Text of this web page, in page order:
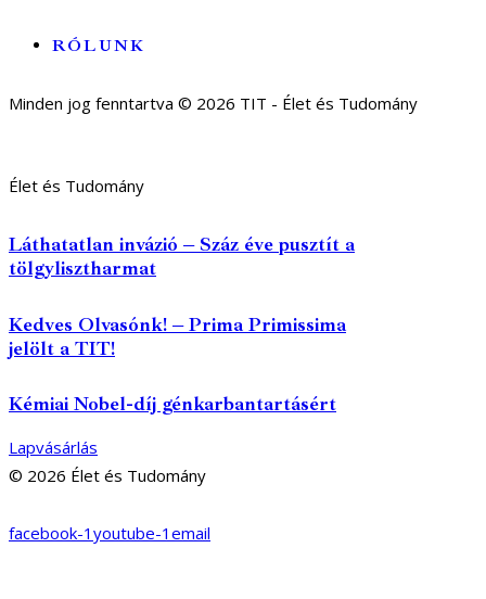
RÓLUNK
Minden jog fenntartva © 2026 TIT - Élet és Tudomány
Élet és Tudomány
Láthatatlan invázió – Száz éve pusztít a
tölgylisztharmat
Kedves Olvasónk! – Prima Primissima
jelölt a TIT!
Kémiai Nobel-díj génkarbantartásért
Lapvásárlás
© 2026 Élet és Tudomány
facebook-1 youtube-1 email